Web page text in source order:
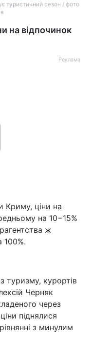
туристичний сезон / фото
на відпочинок
Реклама
Криму, ціни на
на 10−15%
ж
100%.
туризму, курортів
Черняк
через
піднялися
з минулим